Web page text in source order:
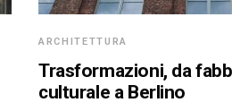
ARCHITETTURA
Trasformazioni, da
culturale a Berlino